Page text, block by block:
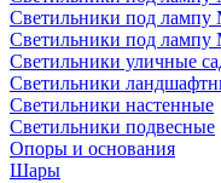
Светильники под лампу
Светильники под лампу
Светильники уличные
Светильники
Светильники настенные
Светильники подвесные
Опоры и основания
Шары